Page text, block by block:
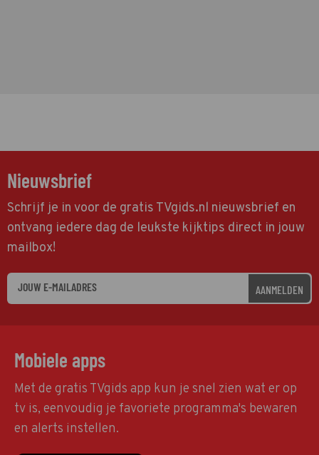
Nieuwsbrief
Schrijf je in voor de gratis TVgids.nl nieuwsbrief en
ontvang iedere dag de leukste kijktips direct in jouw
mailbox!
AANMELDEN
Mobiele apps
Met de gratis TVgids app kun je snel zien wat er op
tv is, eenvoudig je favoriete programma's bewaren
en alerts instellen.